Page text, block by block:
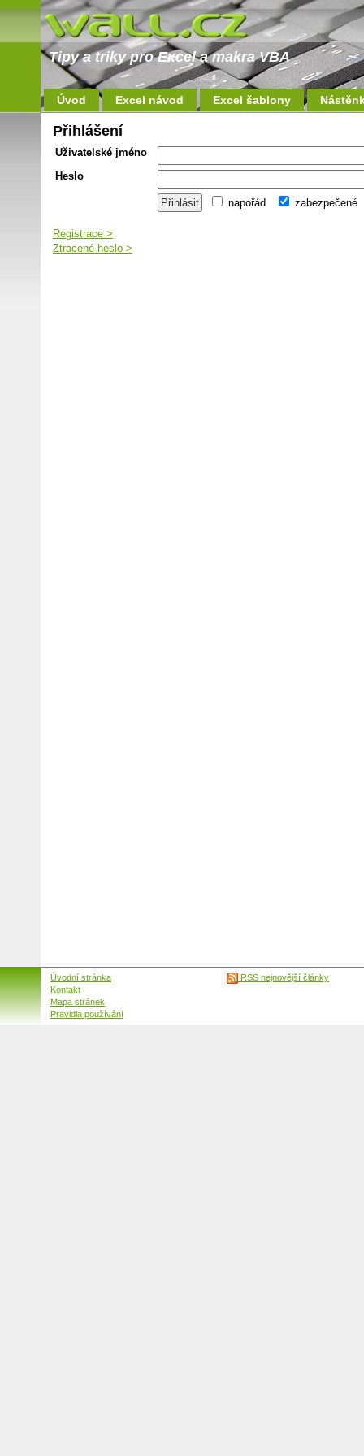
Tipy a triky pro Excel a makra VBA
Úvod Excel návod Excel šablony
Přihlášení
Uživatelské jméno
Heslo
napořád zabezpečené
Registrace >
Ztracené heslo >
Úvodní stránka
Kontakt
Mapa stránek
Pravidla používání
RSS nejnovější články